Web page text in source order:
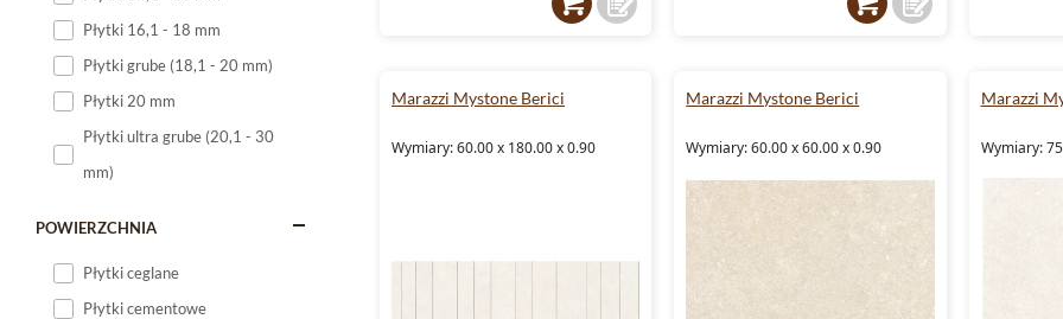
Płytki małe
Płytki 16,1 - 18 mm
Płytki grube (18,1 - 20 mm)
Płytki 20 mm
Płytki ultra grube (20,1 - 30
mm)
POWIERZCHNIA
Płytki ceglane
Płytki cementowe
Marazzi Mystone Berici
Wymiary: 60.00 x 180.00 x 0.90
Marazzi Mystone Berici
Wymiary: 60.00 x 60.00 x 0.90
Marazzi
Wymiary: